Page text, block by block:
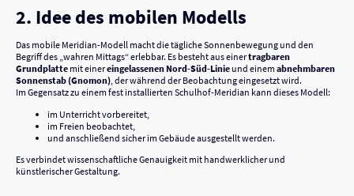
2. Idee des mobilen Modells
Das mobile Meridian-Modell macht die tägliche Sonnenbewegung und den
Begriff des „wahren Mittags“ erlebbar. Es besteht aus einertragbaren
Grundplatte mit einereingelassenen Nord-Süd-Linieund einem abnehmbaren
Sonnenstab (Gnomon), der während der Beobachtung eingesetzt wird.
Im Gegensatz zu einem fest installierten Schulhof-Meridian kann dieses Modell:
im Unterricht vorbereitet,
im Freien beobachtet,
und anschließend sicher im Gebäude ausgestellt werden.
Es verbindet wissenschaftliche Genauigkeit mit handwerklicher und
künstlerischer Gestaltung.